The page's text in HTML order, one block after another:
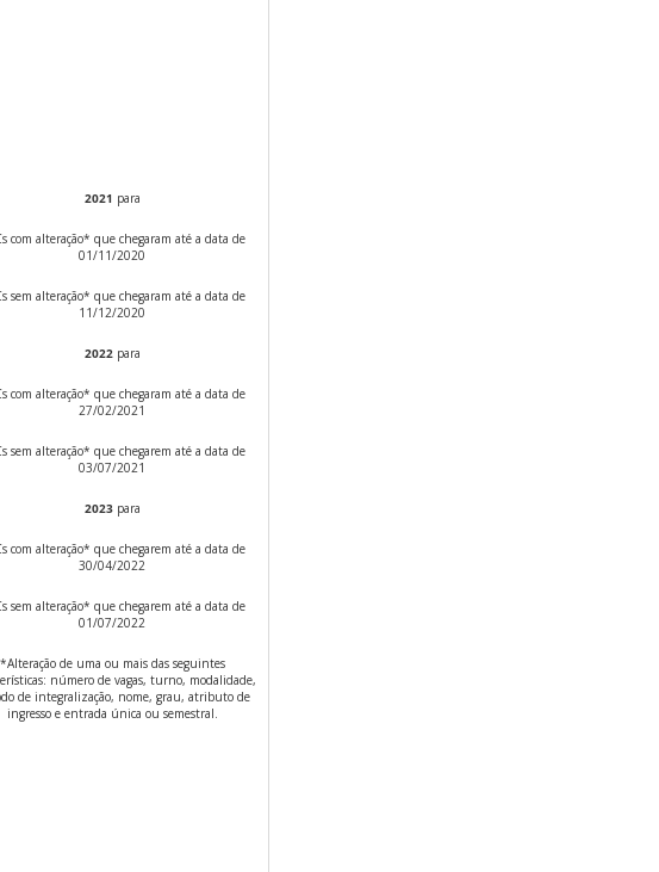
2021 para
com alteração* que chegaram até a data de
01/11/2020
sem alteração* que chegaram até a data de
11/12/2020
2022para
com alteração* que chegaram até a data de
27/02/2021
sem alteração* que chegarem até a data de
03/07/2021
2023para
com alteração* que chegarem até a data de
30/04/2022
sem alteração* que chegarem até a data de
01/07/2022
*Alteração de uma ou mais das seguintes
número de vagas, turno, modalidade,
de integralização, nome, grau, atributo de
ingresso e entrada única ou semestral.